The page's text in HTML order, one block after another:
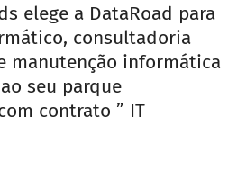
elege a DataRoad para
consultadoria
manutenção informática
seu parque
contrato ” IT